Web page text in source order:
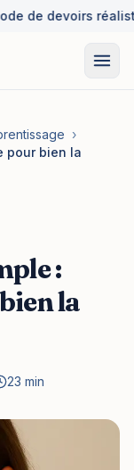
de devoirs
›
pour bien la
:
la
23 min